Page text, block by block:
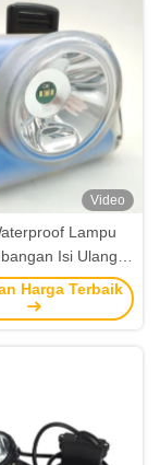
bawah
tanah
Video
Lampu
Isi Ulang
225LM
Harga Terbaik